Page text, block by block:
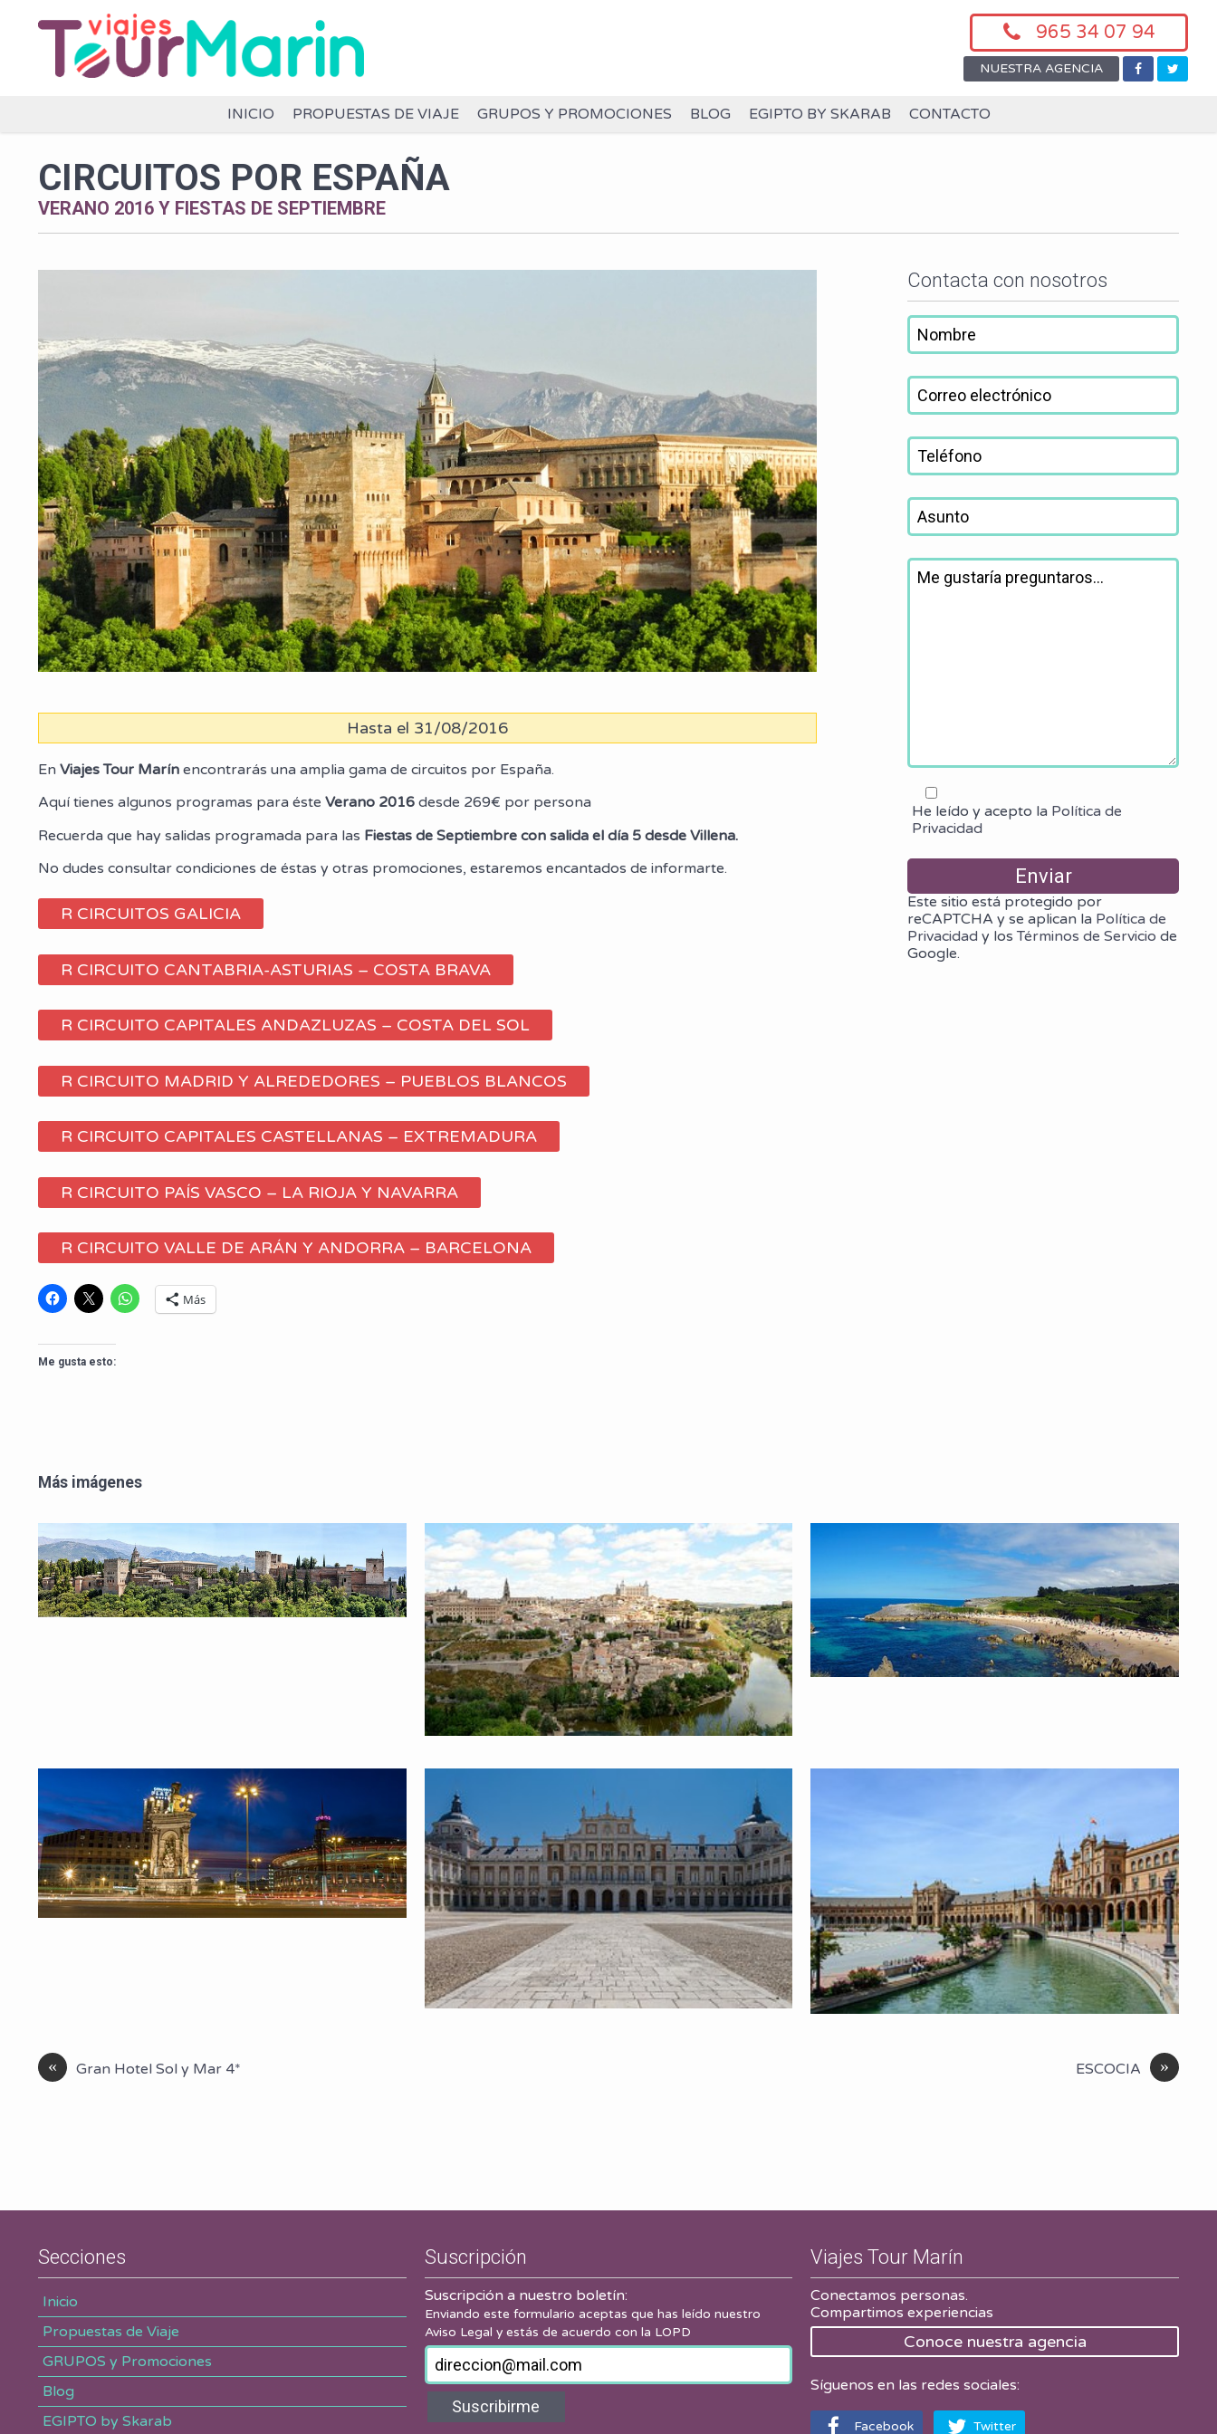
965 34 07 94
NUESTRA AGENCIA
INICIO PROPUESTAS DE VIAJE GRUPOS Y PROMOCIONES BLOG EGIPTO BY SKARAB CONTACTO
CIRCUITOS POR ESPAÑA
VERANO 2016 Y FIESTAS DE SEPTIEMBRE
Hasta el 31/08/2016
En Viajes Tour Marín encontrarás una amplia gama de circuitos por España.
Aquí tienes algunos programas para éste Verano 2016 desde 269€ por persona
Recuerda que hay salidas programada para las Fiestas de Septiembre con salida el día 5 desde Villena.
No dudes consultar condiciones de éstas y otras promociones, estaremos encantados de informarte.
R CIRCUITOS GALICIA
R CIRCUITO CANTABRIA-ASTURIAS – COSTA BRAVA
R CIRCUITO CAPITALES ANDAZLUZAS – COSTA DEL SOL
R CIRCUITO MADRID Y ALREDEDORES – PUEBLOS BLANCOS
R CIRCUITO CAPITALES CASTELLANAS – EXTREMADURA
R CIRCUITO PAÍS VASCO – LA RIOJA Y NAVARRA
R CIRCUITO VALLE DE ARÁN Y ANDORRA – BARCELONA
Más
Me gusta esto:
Contacta con nosotros
He leído y acepto la Política de
Privacidad
Este sitio está protegido por
reCAPTCHA y se aplican la Política de
Privacidad y losTérminos de Servicio de
Google.
Más imágenes
« Gran Hotel Sol y Mar 4* »
ESCOCIA
Secciones
Inicio
Propuestas de Viaje
GRUPOS y Promociones
Blog
EGIPTO by Skarab
Suscripción
Suscripción a nuestro boletín:
Enviando este formulario aceptas que has leído nuestro
Aviso Legal y estás de acuerdo con la LOPD
Suscribirme
Viajes Tour Marín
Conectamos personas.
Compartimos experiencias
Conoce nuestra agencia
Síguenos en las redes sociales:
Facebook Twitter